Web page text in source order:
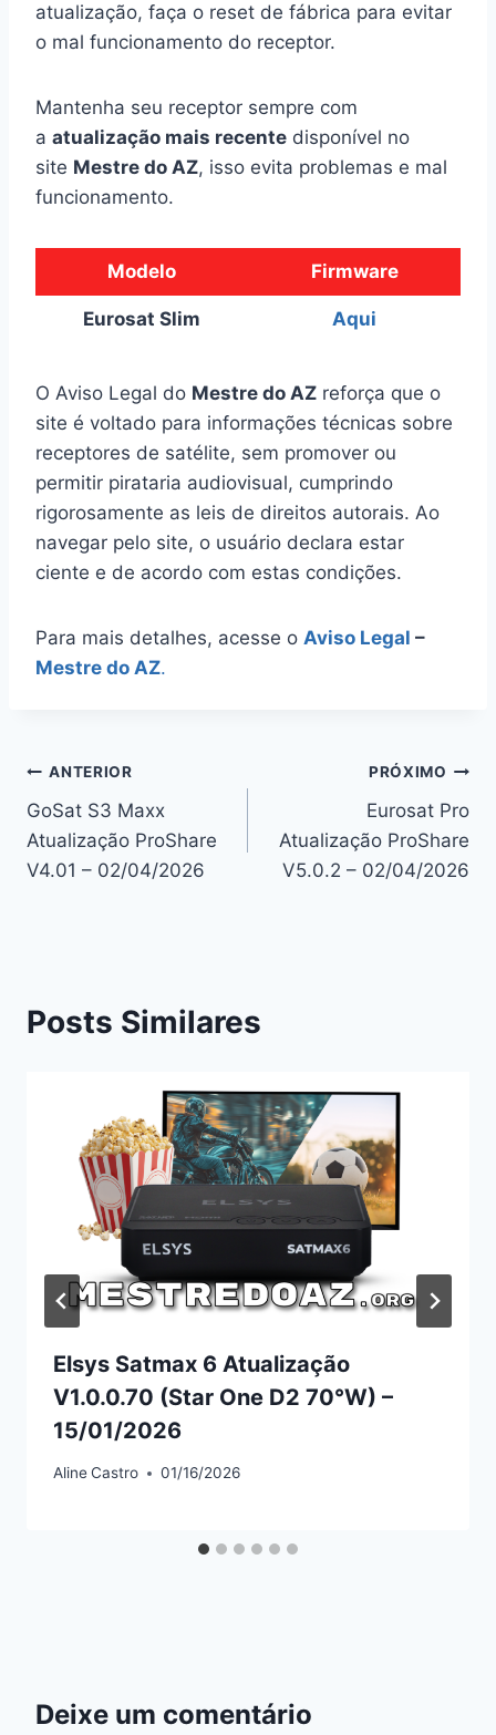
atualização, faça o reset de fábrica para evitar
o mal funcionamento do receptor.
Mantenha seu receptor sempre com
a atualização mais recente disponível no
site Mestre do AZ, isso evita problemas e mal
funcionamento.
Modelo Firmware
Eurosat Slim Aqui
O Aviso Legal do Mestre do AZ reforça que o
site é voltado para informações técnicas sobre
receptores de satélite, sem promover ou
permitir pirataria audiovisual, cumprindo
rigorosamente as leis de direitos autorais. Ao
navegar pelo site, o usuário declara estar
ciente e de acordo com estas condições.
Para mais detalhes, acesse o Aviso Legal –
Mestre do AZ.
Navegação
de
Post
ANTERIOR
GoSat S3 Maxx
Atualização ProShare
V4.01 – 02/04/2026
PRÓXIMO
Eurosat Pro
Atualização ProShare
V5.0.2 – 02/04/2026
Posts Similares
Elsys Satmax 6 Atualização
V1.0.0.70 (Star One D2 70°W) –
15/01/2026
AlineCastro 01/16/2026
Deixe um comentário